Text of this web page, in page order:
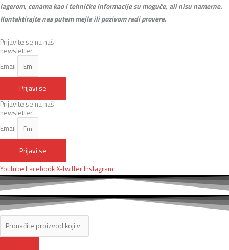
lagerom, cenama kao i tehničke informacije su moguće, ali nisu namerne.
Kontaktirajte nas putem mejla ili pozivom radi provere.
Prijavite se na naš
newsletter
Email
Prijavi se
Prijavite se na naš
newsletter
Email
Prijavi se
Youtube FacebookX-twitter Instagram